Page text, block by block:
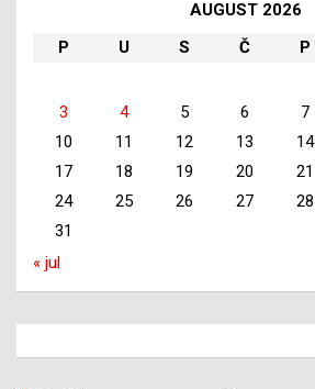
AUGUST 2026
P
U S Č P
3
4 5 6 7
10
11 12 13 14
17
18 19 20 21
24
25 26 27 28
31
« jul